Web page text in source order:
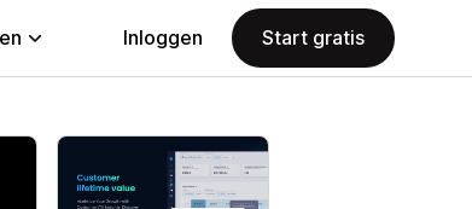
Inloggen Start gratis